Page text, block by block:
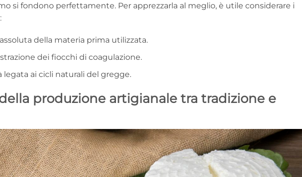
si fondono perfettamente. Per apprezzarla al meglio, è utile considerare i
della materia prima utilizzata.
dei fiocchi di coagulazione.
legata ai cicli naturali del gregge.
produzione artigianale tra tradizione e